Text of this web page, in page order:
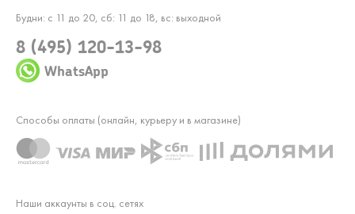
Будни: с 11 до 20, сб: 11 до 18, вс: выходной
8 (495) 120-13-98
WhatsApp
Наши аккаунты в соц. сетях
Способы оплаты (онлайн, курьеру и в магазине)